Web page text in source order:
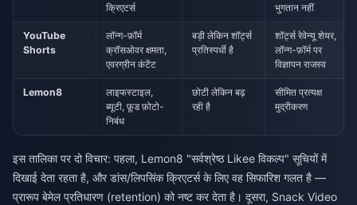
क्रिएटर्स
भुगतान नहीं
YouTube
Shorts
लॉन्ग-फ़ॉर्म
क्रॉसओवर क्षमता,
एवरग्रीन कंटेंट
बड़ी लेकिन शॉर्ट्स
प्रतिस्पर्धी है
शॉर्ट्स रेवेन्यू शेयर,
लॉन्ग-फ़ॉर्म पर
विज्ञापन राजस्व
Lemon8
लाइफस्टाइल,
ब्यूटी, फ़ूड फ़ोटो-
निबंध
छोटी लेकिन बढ़
रही है
सीमित प्रत्यक्ष
मुद्रीकरण
इस तालिका पर दो विचार: पहला, Lemon8 "सर्वश्रेष्ठ Likee विकल्प" सूचियों में
दिखाई देता रहता है, और डांस/लिपसिंक क्रिएटर्स के लिए वह सिफारिश गलत है —
प्रारूप बेमेल प्रतिधारण (retention) को नष्ट कर देता है। दूसरा, Snack Video